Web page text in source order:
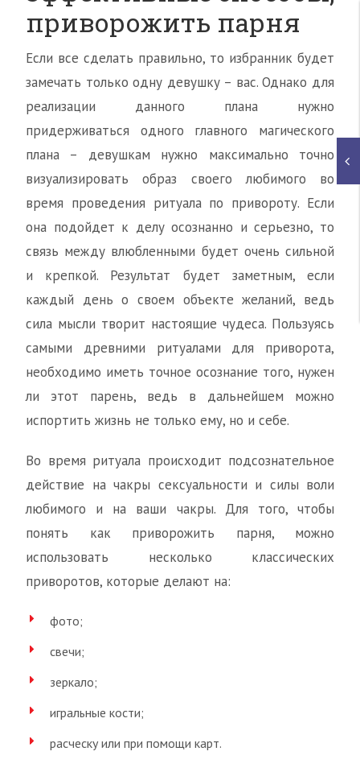
приворожить парня
Если все сделать правильно, то избранник будет
замечать только одну девушку – вас. Однако для
реализации данного плана нужно
придерживаться одного главного магического
плана – девушкам нужно максимально точно
визуализировать образ своего любимого во
время проведения ритуала по привороту. Если
она подойдет к делу осознанно и серьезно, то
связь между влюбленными будет очень сильной
и крепкой. Результат будет заметным, если
каждый день о своем объекте желаний, ведь
сила мысли творит настоящие чудеса. Пользуясь
самыми древними ритуалами для приворота,
необходимо иметь точное осознание того, нужен
ли этот парень, ведь в дальнейшем можно
испортить жизнь не только ему, но и себе.
Во время ритуала происходит подсознательное
действие на чакры сексуальности и силы воли
любимого и на ваши чакры. Для того, чтобы
понять как приворожить парня, можно
использовать несколько классических
приворотов, которые делают на:
фото;
свечи;
зеркало;
игральные кости;
расческу или при помощи карт.